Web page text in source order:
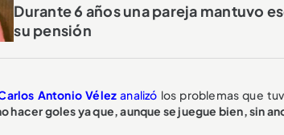
Durante 6 años una pareja mantuvo
su pensión
Antonio Vélez analizó los problemas que
hacer goles ya que, aunque se juegue bien, sin